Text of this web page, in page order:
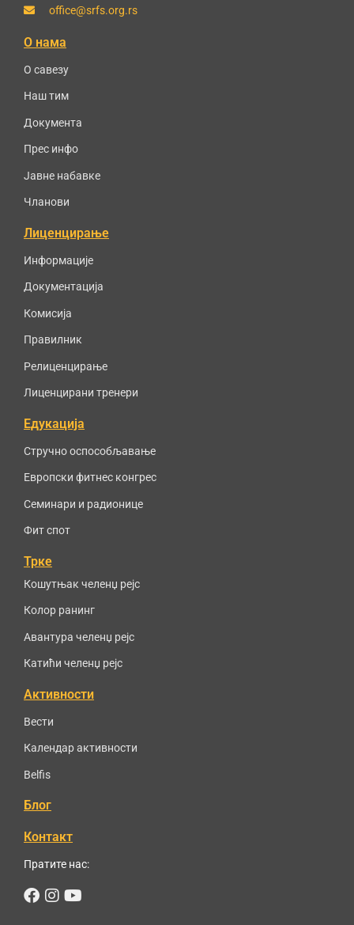
office@srfs.org.rs
О нама
О савезу
Наш тим
Документа
Прес инфо
Јавне набавке
Чланови
Лиценцирање
Информације
Документација
Комисија
Правилник
Релиценцирање
Лиценцирани тренери
Едукација
Стручно оспособљавање
Европски фитнес конгрес
Семинари и радионице
Фит спот
Трке
Кошутњак челенџ рејс
Колор ранинг
Авантура челенџ рејс
Катићи челенџ рејс
Активности
Вести
Календар активности
Belfis
Блог
Контакт
Пратите нас:
Facebook
Instagram
Youtube